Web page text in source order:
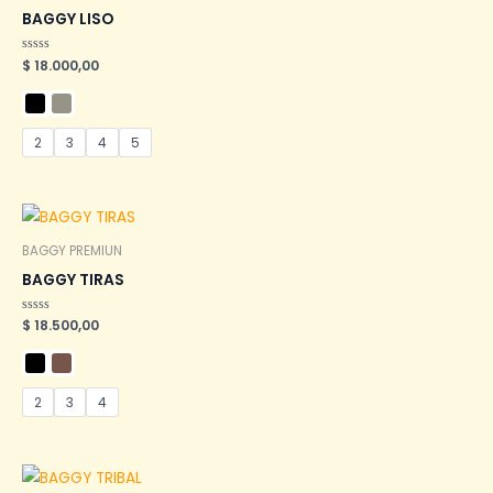
BAGGY LISO
Valorado
en
0
de
5
$ 18.000,00
2 3 4 5
BAGGY PREMIUN
BAGGY TIRAS
Valorado
en
0
de
5
$ 18.500,00
2 3 4